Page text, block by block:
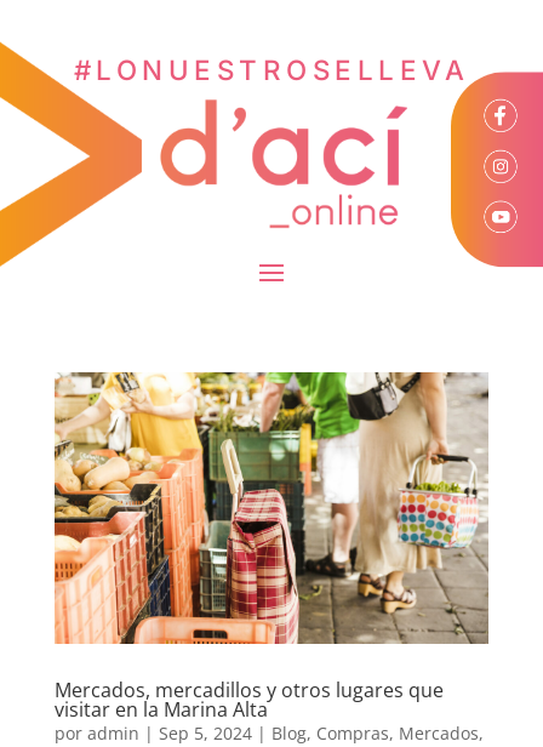
#LONUESTROSELLEVA
Mercados, mercadillos y otros lugares que
visitar en la Marina Alta
por admin | Sep 5, 2024| Blog, Compras, Mercados,